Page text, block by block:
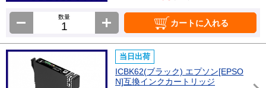
数量
カートに入れる
当日出荷
ICBK62(ブラック) エプソン[EPSO
N]互換インクカートリッジ